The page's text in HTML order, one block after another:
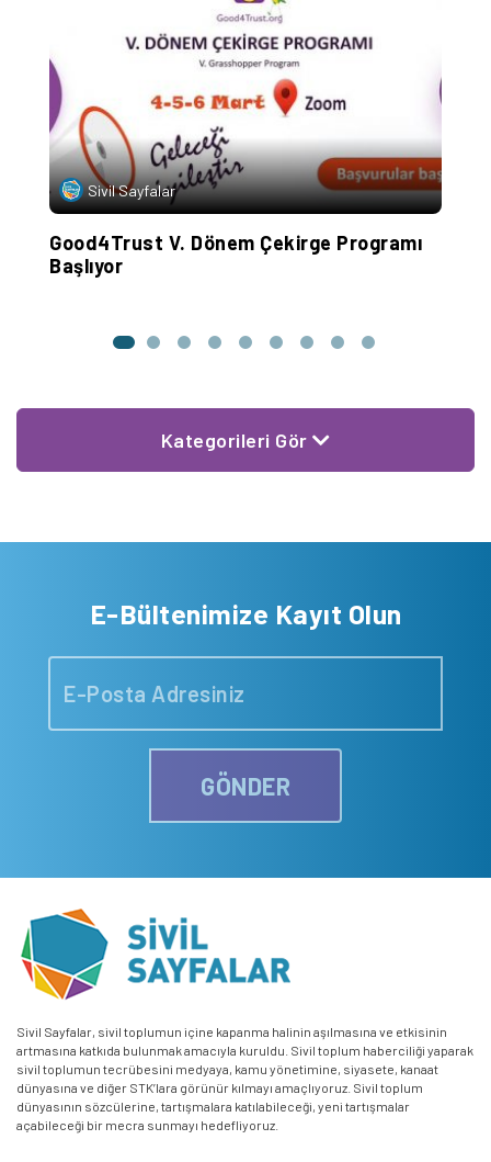
Sivil Sayfalar
Good4Trust V. Dönem Çekirge Programı
Başlıyor
Kategorileri Gör
E-Bültenimize Kayıt Olun
GÖNDER
Sivil Sayfalar, sivil toplumun içine kapanma halinin aşılmasına ve etkisinin
artmasına katkıda bulunmak amacıyla kuruldu. Sivil toplum haberciliği yaparak
sivil toplumun tecrübesini medyaya, kamu yönetimine, siyasete, kanaat
dünyasına ve diğer STK’lara görünür kılmayı amaçlıyoruz. Sivil toplum
dünyasının sözcülerine, tartışmalara katılabileceği, yeni tartışmalar
açabileceği bir mecra sunmayı hedefliyoruz.